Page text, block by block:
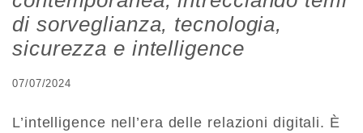
di sorveglianza, tecnologia,
sicurezza e intelligence
07/07/2024
L’intelligence nell’era delle relazioni digitali. È